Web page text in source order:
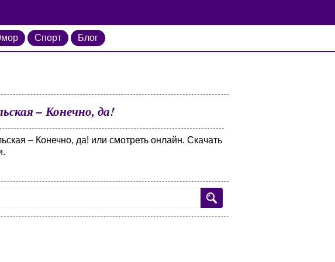
Спорт Блог
– Конечно, да!
– Конечно, да! или смотреть онлайн. Скачать